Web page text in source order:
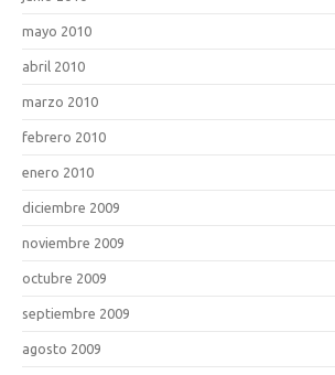
mayo 2010
abril 2010
marzo 2010
febrero 2010
enero 2010
diciembre 2009
noviembre 2009
octubre 2009
septiembre 2009
agosto 2009